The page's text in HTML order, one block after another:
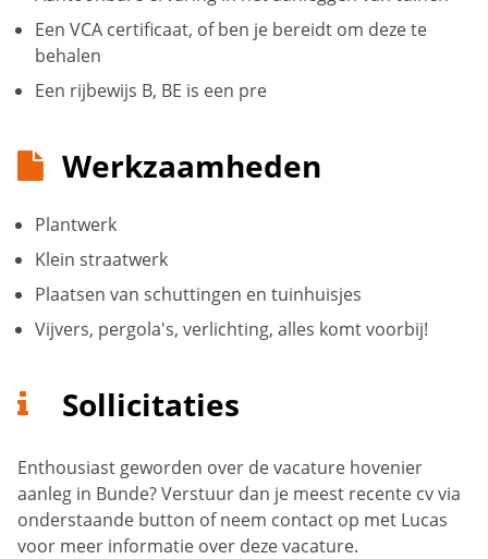
Een VCA certificaat, of ben je bereidt om deze te
behalen
Een rijbewijs B, BE is een pre
Werkzaamheden
Plantwerk
Klein straatwerk
Plaatsen van schuttingen en tuinhuisjes
Vijvers, pergola's, verlichting, alles komt voorbij!
Sollicitaties
Enthousiast geworden over de vacature hovenier
aanleg in Bunde? Verstuur dan je meest recente cv via
onderstaande button of neem contact op met Lucas
voor meer informatie over deze vacature.